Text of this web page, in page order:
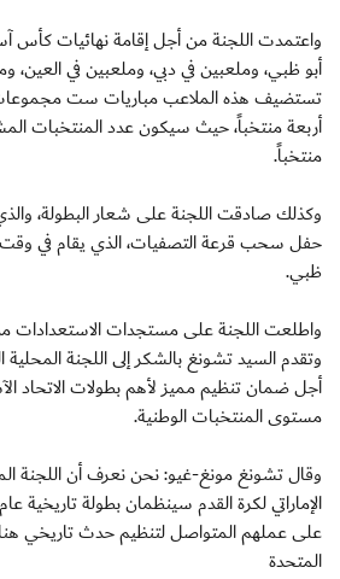
أبو ظبي، وملعبين في دبي، وملعبين في
تستضيف هذه الملاعب مباريات ست
منتخباً.
وكذلك صادقت اللجنة على شعار البطولة،
حفل سحب قرعة التصفيات، الذي يقام في وقت
ظبي.
واطلعت اللجنة على مستجدات الاستعدادات
وتقدم السيد تشونغ بالشكر إلى اللجنة
أجل ضمان تنظيم مميز لأهم بطولات الاتحاد
مستوى المنتخبات الوطنية.
وقال تشونغ مونغ-غيو: نحن نعرف أن اللجنة
على عملهم المتواصل لتنظيم حدث تاريخي هنا
المتحدة